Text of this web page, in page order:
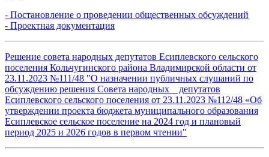
- Постановление о проведении общественных обсуждений
- Проектная документация
Решение совета народных депутатов Есиплевского сельского
поселения Кольчугинского района Владимирской области от
23.11.2023 №111/48 "О назначении публичных слушаний по
обсуждению решения Совета народных депутатов
Есиплевского сельского поселения от 23.11.2023 №112/48 «Об
утверждении проекта бюджета муниципального образования
Есиплевское сельское поселение на 2024 год и плановый
период 2025 и 2026 годов в первом чтении"